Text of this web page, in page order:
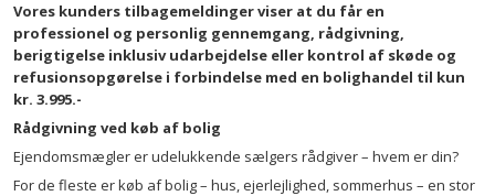
Vores kunders tilbagemeldinger viser at du får en
professionel og personlig gennemgang, rådgivning,
berigtigelse inklusiv udarbejdelse eller kontrol af skøde og
refusionsopgørelse i forbindelse med en bolighandel til kun
kr. 3.995.-
Rådgivning ved køb af bolig
Ejendomsmægler er udelukkende sælgers rådgiver – hvem er din?
For de fleste er køb af bolig – hus, ejerlejlighed, sommerhus – en stor